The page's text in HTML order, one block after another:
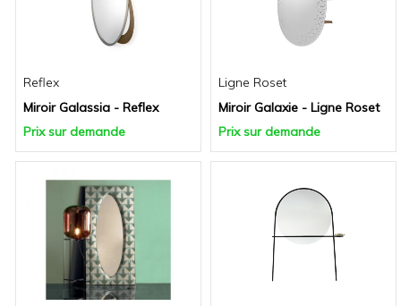
Reflex
Miroir Galassia - Reflex
Prix sur demande
Ligne Roset
Miroir Galaxie - Ligne Roset
Prix sur demande